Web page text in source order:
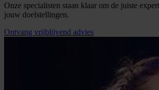
Onze specialisten staan klaar om de juiste
jouw doelstellingen.
Ontvang vrijblijvend advies